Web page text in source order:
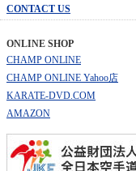
CONTACT US
ONLINE SHOP
CHAMP ONLINE
CHAMP ONLINE Yahoo店
KARATE-DVD.COM
AMAZON